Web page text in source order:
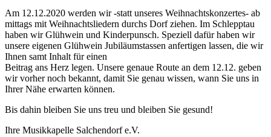
Am 12.12.2020 werden wir -statt unseres Weihnachtskonzertes- ab
mittags mit Weihnachtsliedern durchs Dorf ziehen. Im Schlepptau
haben wir Glühwein und Kinderpunsch. Speziell dafür haben wir
unsere eigenen Glühwein Jubiläumstassen anfertigen lassen, die wir
Ihnen samt Inhalt für einen
Beitrag ans Herz legen. Unsere genaue Route an dem 12.12. geben
wir vorher noch bekannt, damit Sie genau wissen, wann Sie uns in
Ihrer Nähe erwarten können.
Bis dahin bleiben Sie uns treu und bleiben Sie gesund!
Ihre Musikkapelle Salchendorf e.V.